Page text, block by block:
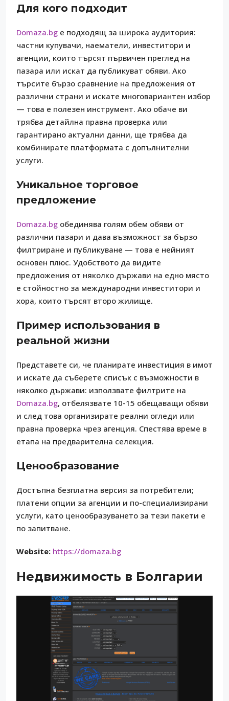
Для кого подходит
Domaza.bg е подходящ за широка аудитория:
частни купувачи, наематели, инвеститори и
агенции, които търсят първичен преглед на
пазара или искат да публикуват обяви. Ако
търсите бързо сравнение на предложения от
различни страни и искате многовариантен избор
— това е полезен инструмент. Ако обаче ви
трябва детайлна правна проверка или
гарантирано актуални данни, ще трябва да
комбинирате платформата с допълнителни
услуги.
Уникальное торговое
предложение
Domaza.bg обединява голям обем обяви от
различни пазари и дава възможност за бързо
филтриране и публикуване — това е нейният
основен плюс. Удобството да видите
предложения от няколко държави на едно място
е стойностно за международни инвеститори и
хора, които търсят второ жилище.
Пример использования в
реальной жизни
Представете си, че планирате инвестиция в имот
и искате да съберете списък с възможности в
няколко държави: използвате филтрите на
Domaza.bg, отбелязвате 10-15 обещаващи обяви
и след това организирате реални огледи или
правна проверка чрез агенция. Спестява време в
етапа на предварителна селекция.
Ценообразование
Достъпна безплатна версия за потребители;
платени опции за агенции и по-специализирани
услуги, като ценообразуването за тези пакети е
по запитване.
Website: https://domaza.bg
Недвижимость в Болгарии